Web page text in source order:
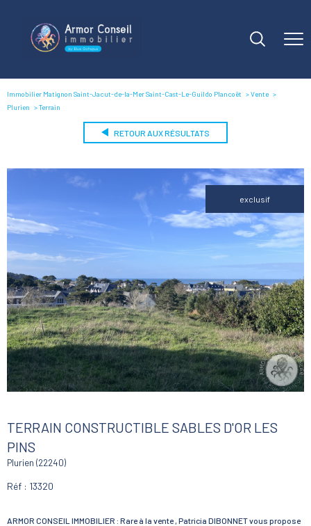
Immobilier Matignon Saint-Jacut-de-la-Mer Saint-Cast-Le-Guildo Plancoët
Vente
Plurien
Terrain
RETOUR AUX RÉSULTATS
exclusif
TERRAIN CONSTRUCTIBLE SABLES D'OR LES
PINS
Plurien (22240)
Réf : 13320
ARMOR CONSEIL IMMOBILIER : Rare à la vente , Patricia DIBONNET vous propose